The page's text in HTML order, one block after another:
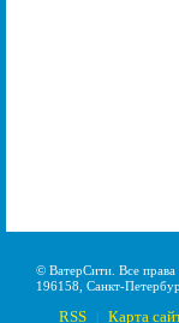
© ВатерСити. Все права
196158, Санкт-
RSS Карта